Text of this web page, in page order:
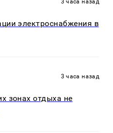
3 часа назад
электроснабжения в
3 часа назад
зонах отдыха не